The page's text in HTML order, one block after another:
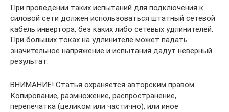
При проведении таких испытаний для подключения к
силовой сети должен использоваться штатный сетевой
кабель инвертора, без каких либо сетевых удлинителей.
При больших токах на удлинителе может падать
значительное напряжение и испытания дадут неверный
результат.
ВНИМАНИЕ! Статья охраняется авторским правом.
Копирование, размножение, распространение,
перепечатка (целиком или частично), или иное